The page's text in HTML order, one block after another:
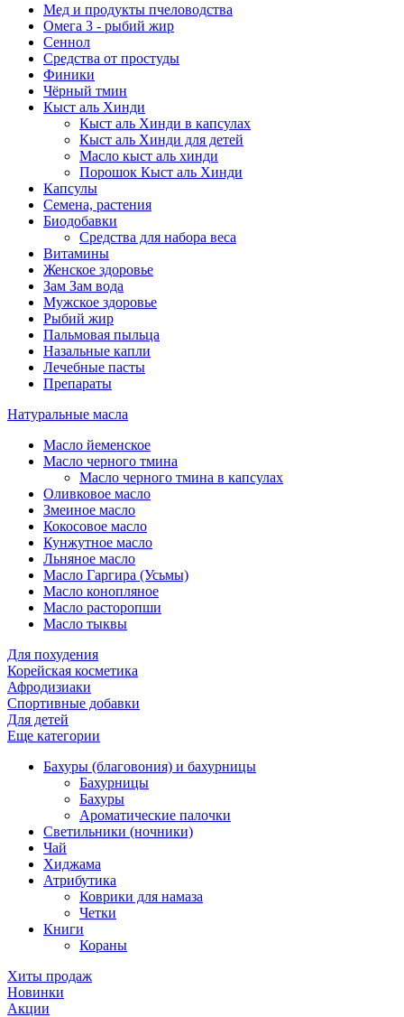
Мед и продукты пчеловодства
Омега 3 - рыбий жир
Сеннол
Средства от простуды
Финики
Чёрный тмин
Кыст аль Хинди
Кыст аль Хинди в капсулах
Кыст аль Хинди для детей
Масло кыст аль хинди
Порошок Кыст аль Хинди
Капсулы
Семена, растения
Биодобавки
Средства для набора веса
Витамины
Женское здоровье
Зам Зам вода
Мужское здоровье
Рыбий жир
Пальмовая пыльца
Назальные капли
Лечебные пасты
Препараты
Натуральные масла
Масло йеменское
Масло черного тмина
Масло черного тмина в капсулах
Оливковое масло
Змеиное масло
Кокосовое масло
Кунжутное масло
Льняное масло
Масло Гаргира (Усьмы)
Масло конопляное
Масло расторопши
Масло тыквы
Для похудения
Корейская косметика
Афродизиаки
Спортивные добавки
Для детей
Еще категории
Бахуры (благовония) и бахурницы
Бахурницы
Бахуры
Ароматические палочки
Светильники (ночники)
Чай
Хиджама
Атрибутика
Коврики для намаза
Четки
Книги
Кораны
Хиты продаж
Новинки
Акции